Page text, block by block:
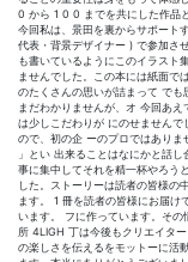
0 から 1 0 0 までを共にした作品
今回私は、景田を裏からサポー
代表・背景デザイナー ) で参加さ
も書いているようにこのイラスト
ませんでした。この本には紙面で
のたくさんの思いが詰まって で
まだわかりませんが、オ 今回あ
は少しこだわりが にのせません
ので、初の企 ーのプロではあり
」とい 出来ることはなにかと話
事に集中してそれを精一杯やろう
した。ストーリーは読者の皆様の
ます。 1 冊を読者の皆様にお届け
います。 フに作っています。そ
所 4LIGH 丁は今後もクリエイタ
の楽しさを伝えるをモットーに活